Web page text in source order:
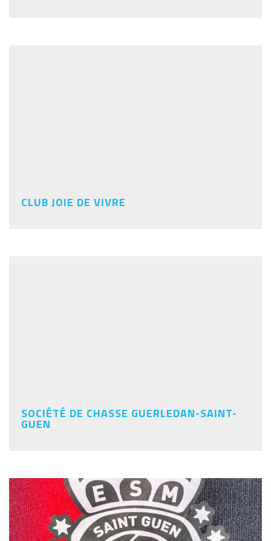
CLUB JOIE DE VIVRE
SOCIÉTÉ DE CHASSE GUERLEDAN-SAINT-
GUEN